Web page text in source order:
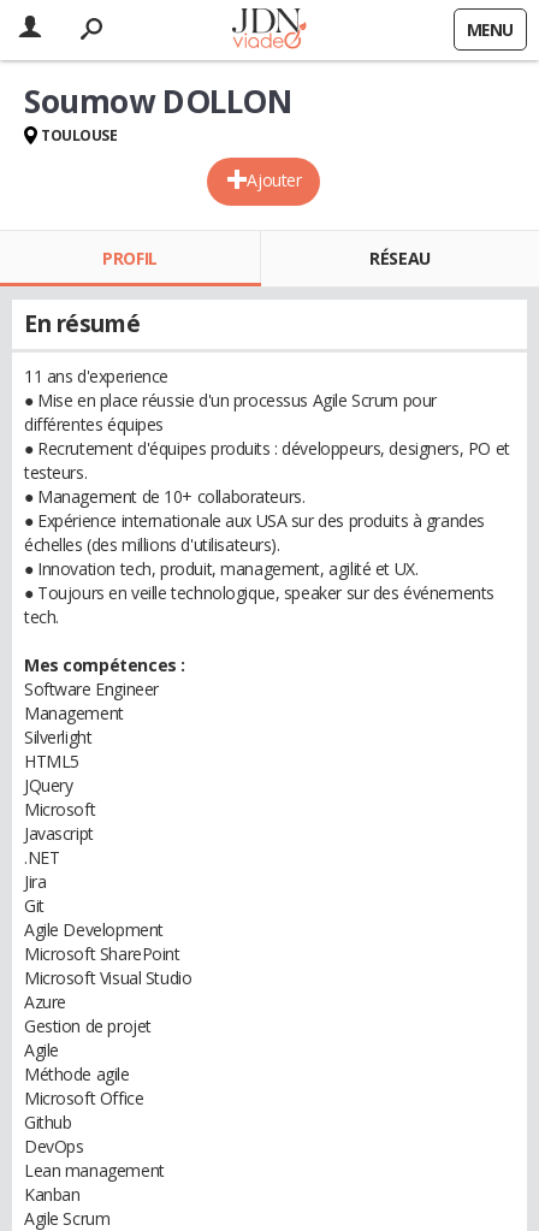
MENU
Ajouter
Soumow DOLLON
TOULOUSE
PROFIL RÉSEAU
En résumé
11 ans d'experience
● Mise en place réussie d'un processus Agile Scrum pour
différentes équipes
● Recrutement d'équipes produits : développeurs, designers, PO et
testeurs.
● Management de 10+ collaborateurs.
● Expérience internationale aux USA sur des produits à grandes
échelles (des millions d'utilisateurs).
● Innovation tech, produit, management, agilité et UX.
● Toujours en veille technologique, speaker sur des événements
tech.
Mes compétences :
Software Engineer
Management
Silverlight
HTML5
JQuery
Microsoft
Javascript
.NET
Jira
Git
Agile Development
Microsoft SharePoint
Microsoft Visual Studio
Azure
Gestion de projet
Agile
Méthode agile
Microsoft Office
Github
DevOps
Lean management
Kanban
Agile Scrum